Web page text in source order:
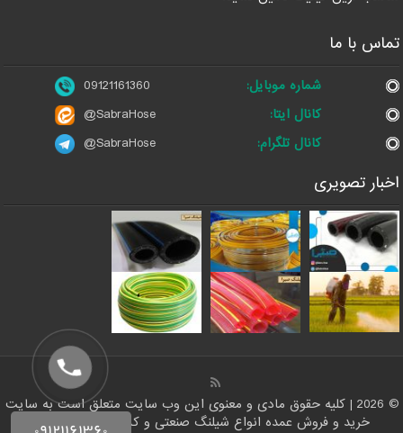
تماس با ما
شماره موبایل:
09121161360
کانال ایتا:
@SabraHose
کانال تلگرام:
@SabraHose
اخبار تصویری
© 2026 | کلیه حقوق مادی و معنوی این وب سایت متعلق است به سایت
خرید و فروش عمده انواع شیلنگ صنعتی و کشاورزی | شلنگ ها